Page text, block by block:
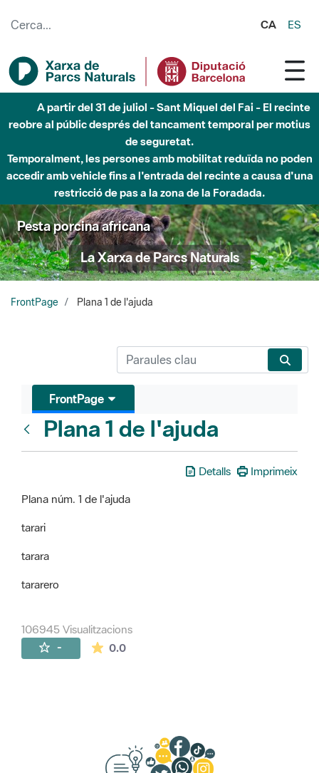
CA ES
A partir del 31 de juliol - Sant Miquel del Fai - El recinte
reobre al públic després del tancament temporal per motius
de seguretat.
Temporalment, les persones amb mobilitat reduïda no poden
accedir amb vehicle fins a l'entrada del recinte a causa d'una
restricció de pas a la zona de la Foradada.
Pesta porcina africana
La Xarxa de Parcs Naturals
FrontPage Plana 1 de l'ajuda
FrontPage
Plana 1 de l'ajuda
Detalls
Imprimeix
Plana núm. 1 de l'ajuda
tarari
tarara
tararero
106945 Visualitzacions
- 0.0La mitjana de les valoracions és de 0